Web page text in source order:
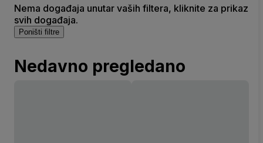
Nema događaja unutar vaših filtera, kliknite za prikaz
svih događaja.
Poništi filtre
Nedavno pregledano